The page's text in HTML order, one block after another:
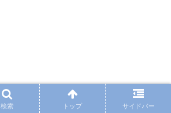
検索 トップ サイドバー